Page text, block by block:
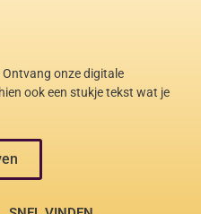
onze digitale
ook een stukje tekst wat je